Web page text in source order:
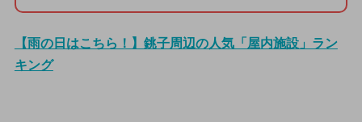
【雨の日はこちら！】銚子周辺の人気「屋内施設」ラン
キング